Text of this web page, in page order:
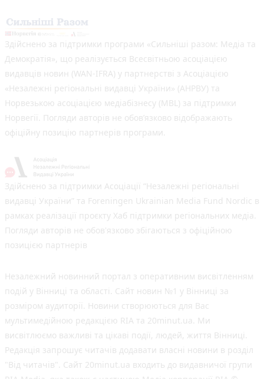
Здійснено за підтримки програми «Сильніші разом: Медіа та
Демократія», що реалізується Всесвітньою асоціацією
видавців новин (WAN-IFRA) у партнерстві з Асоціацією
«Незалежні регіональні видавці України» (АНРВУ) та
Норвезькою асоціацією медіабізнесу (MBL) за підтримки
Норвегії. Погляди авторів не обов’язково відображають
офіційну позицію партнерів програми.
Здійснено за підтримки Асоціації “Незалежні регіональні
видавці України” та Foreningen Ukrainian Media Fund Nordic в
рамках реалізації проєкту Хаб підтримки регіональних медіа.
Погляди авторів не обов'язково збігаються з офіційною
позицією партнерів
Незалежний новинний портал з оперативним висвітленням
подій у Вінниці та області. Сайт новин №1 у Вінниці за
розміром аудиторії. Новини створюються для Вас
мультимедійною редакцією RIA та 20minut.ua. Ми
висвітлюємо важливі та цікаві події, людей, життя Вінниці.
Редакція запрошує читачів додавати власні новини в розділ
"Від читачів". Сайт 20minut.ua входить до видавничої групи